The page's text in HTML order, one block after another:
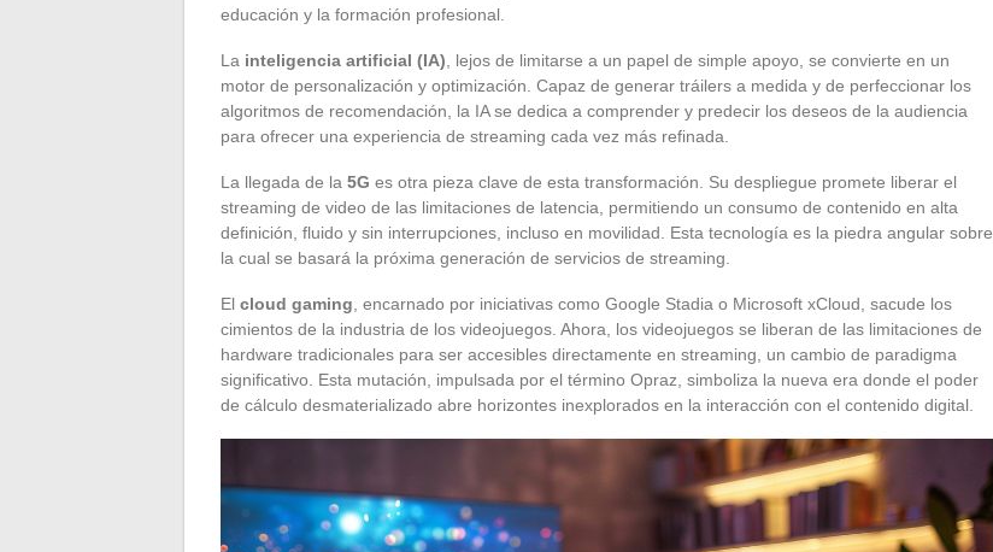
educación y la formación profesional.
La inteligencia artificial (IA) , lejos de limitarse a un papel de simple apoyo, se convierte en un
motor de personalización y optimización. Capaz de generar tráilers a medida y de perfeccionar los
algoritmos de recomendación, la IA se dedica a comprender y predecir los deseos de la audiencia
para ofrecer una experiencia de streaming cada vez más refinada.
La llegada de la 5G es otra pieza clave de esta transformación. Su despliegue promete liberar el
streaming de video de las limitaciones de latencia, permitiendo un consumo de contenido en alta
definición, fluido y sin interrupciones, incluso en movilidad. Esta tecnología es la piedra angular sobre
la cual se basará la próxima generación de servicios de streaming.
El cloud gaming , encarnado por iniciativas como Google Stadia o Microsoft xCloud, sacude los
cimientos de la industria de los videojuegos. Ahora, los videojuegos se liberan de las limitaciones de
hardware tradicionales para ser accesibles directamente en streaming, un cambio de paradigma
significativo. Esta mutación, impulsada por el término Opraz, simboliza la nueva era donde el poder
de cálculo desmaterializado abre horizontes inexplorados en la interacción con el contenido digital.